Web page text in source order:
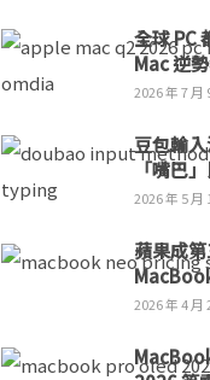
全球 PC
Mac 逆
2026 年 7 月
豆包輸
「嘴巴
2026 年 5 月
蘋果成
2026 年 4 月